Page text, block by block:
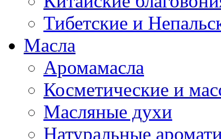
Тибетские и
Масла
Аромамасла
Косметические и
Масляные духи
Натуральные